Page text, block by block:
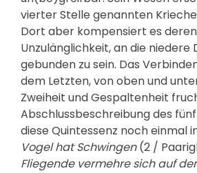
vierter Stelle genannten
Dort aber kompensiert es
Unzulänglichkeit, an die niedere
gebunden zu sein. Das
dem Letzten, von oben und
Zweiheit und Gespaltenheit
Abschlussbeschreibung des
diese Quintessenz noch einmal
Vogel hat Schwingen(2 /
Fliegende vermehre sich auf